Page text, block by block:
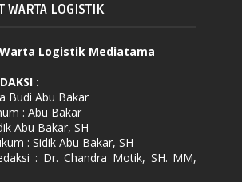
WARTA LOGISTIK
Logistik Mediatama
:
Budi Abu Bakar
: Abu Bakar
Abu Bakar, SH
: Sidik Abu Bakar, SH
: Dr. Chandra Motik, SH. MM,